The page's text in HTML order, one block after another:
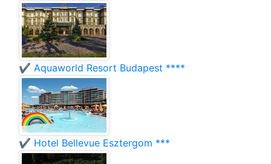
✔️ Aquaworld Resort Budapest ****
✔️ Hotel Bellevue Esztergom ***